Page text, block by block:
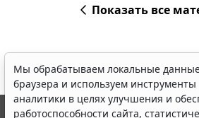
Показать все
Мы обрабатываем локальные
браузера и используем инструменты
аналитики в целях улучшения и
работоспособности сайта,